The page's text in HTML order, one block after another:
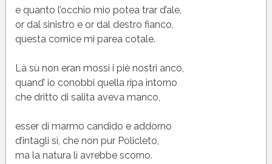
e quanto l’occhio mio potea trar d’ale,
or dal sinistro e or dal destro fianco,
questa cornice mi parea cotale.
Là sù non eran mossi i piè nostri anco,
quand’ io conobbi quella ripa intorno
che dritto di salita aveva manco,
esser di marmo candido e addorno
d’intagli sì, che non pur Policleto,
ma la natura lì avrebbe scorno.